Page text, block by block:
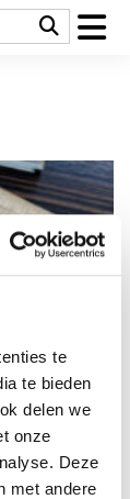
te
te bieden
delen we
onze
Deze
met andere
een
Deze